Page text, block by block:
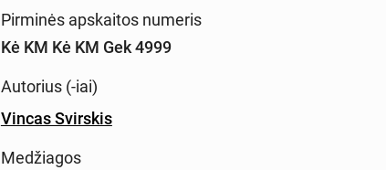
Pirminės apskaitos numeris
Kė KM Kė KM Gek 4999
Autorius (-iai)
Vincas Svirskis
Medžiagos